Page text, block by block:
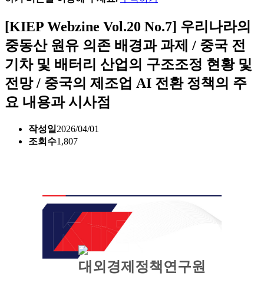
[KIEP Webzine Vol.20 No.7] 우리나라의
중동산 원유 의존 배경과 과제 / 중국 전
기차 및 배터리 산업의 구조조정 현황 및
전망 / 중국의 제조업 AI 전환 정책의 주
요 내용과 시사점
작성일 2026/04/01
조회수1,807